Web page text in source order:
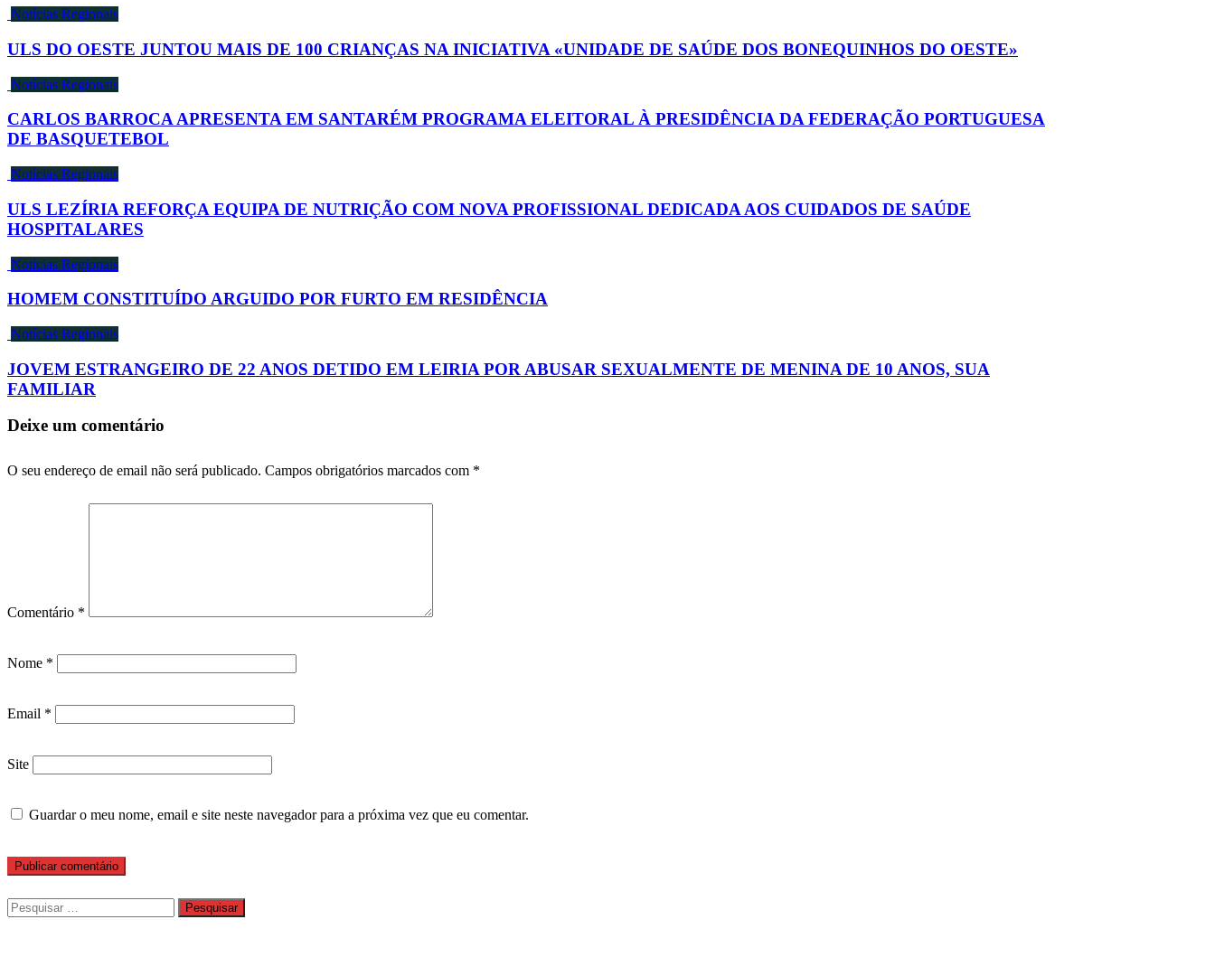
Notícias Regionais
ULS DO OESTE JUNTOU MAIS DE 100 CRIANÇAS NA INICIATIVA «UNIDADE DE SAÚDE DOS BONEQUINHOS DO OESTE»
Notícias Regionais
CARLOS BARROCA APRESENTA EM SANTARÉM PROGRAMA ELEITORAL À PRESIDÊNCIA DA FEDERAÇÃO PORTUGUESA
DE BASQUETEBOL
Notícias Regionais
ULS LEZÍRIA REFORÇA EQUIPA DE NUTRIÇÃO COM NOVA PROFISSIONAL DEDICADA AOS CUIDADOS DE SAÚDE
HOSPITALARES
Notícias Regionais
HOMEM CONSTITUÍDO ARGUIDO POR FURTO EM RESIDÊNCIA
Notícias Regionais
JOVEM ESTRANGEIRO DE 22 ANOS DETIDO EM LEIRIA POR ABUSAR SEXUALMENTE DE MENINA DE 10 ANOS, SUA
FAMILIAR
Deixe um comentário
O seu endereço de email não será publicado. Campos obrigatórios marcados com *
Comentário *
Nome *
Email *
Site
Guardar o meu nome, email e site neste navegador para a próxima vez que eu comentar.
Pesquisar
por: